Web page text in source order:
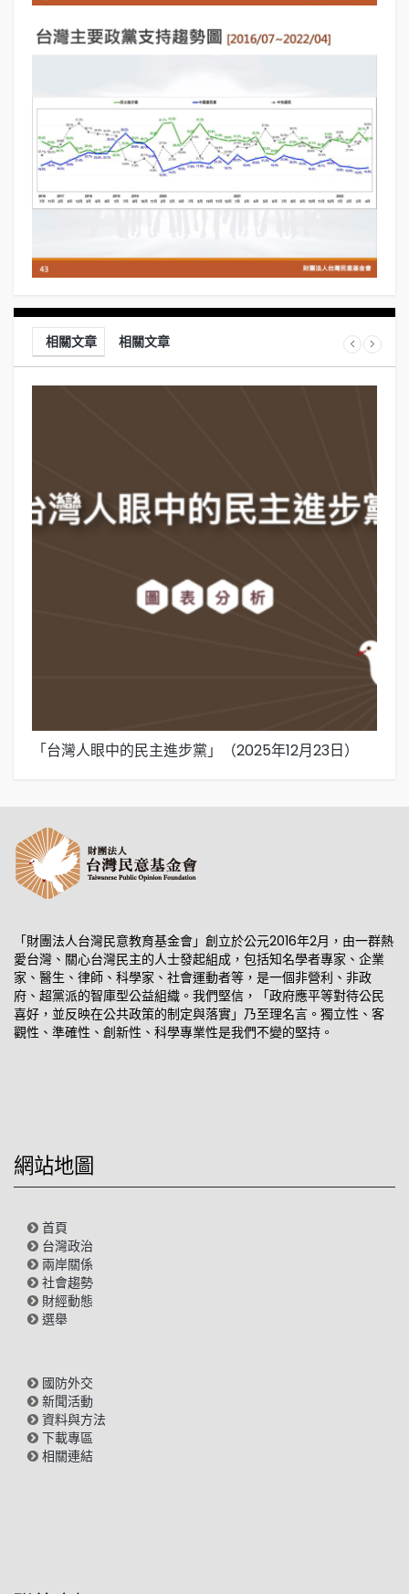
相關文章 相關文章
「台灣人眼中的民主進步黨」（2025年12月23日）
「財團法人台灣民意教育基金會」創立於公元2016年2月，由一群熱
愛台灣、關心台灣民主的人士發起組成，包括知名學者專家、企業
家、醫生、律師、科學家、社會運動者等，是一個非營利、非政
府、超黨派的智庫型公益組織。我們堅信，「政府應平等對待公民
喜好，並反映在公共政策的制定與落實」乃至理名言。獨立性、客
觀性、準確性、創新性、科學專業性是我們不變的堅持。
網站地圖
首頁
台灣政治
兩岸關係
社會趨勢
財經動態
選舉
國防外交
新聞活動
資料與方法
下載專區
相關連結